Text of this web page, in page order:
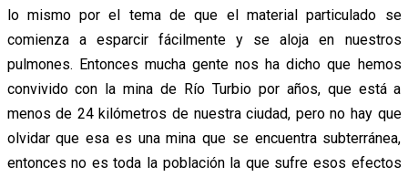
lo mismo por el tema de que el material particulado se
comienza a esparcir fácilmente y se aloja en nuestros
pulmones. Entonces mucha gente nos ha dicho que hemos
convivido con la mina de Río Turbio por años, que está a
menos de 24 kilómetros de nuestra ciudad, pero no hay que
olvidar que esa es una mina que se encuentra subterránea,
entonces no es toda la población la que sufre esos efectos